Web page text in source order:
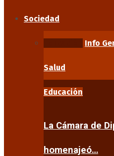
Sociedad
Info
Salud
Educación
La Cámara de
homenajeó…